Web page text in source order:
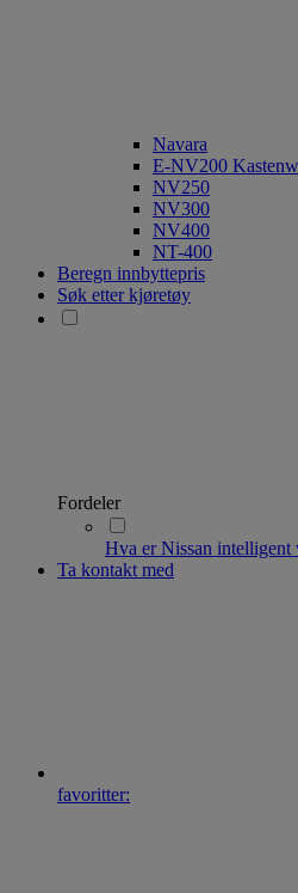
Navara
E-NV200
NV250
NV300
NV400
NT-400
Beregn innbyttepris
Søk etter kjøretøy
Fordeler
Hva er Nissan intelligent
Ta kontakt med
favoritter: